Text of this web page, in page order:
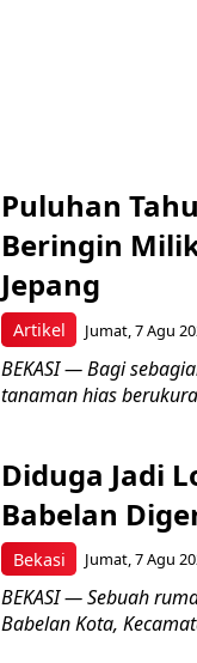
Artikel
Puluhan
Beringin
Jepang
Jumat, 7 Agu
BEKASI — Bagi
tanaman hias
Bekasi
Diduga Jadi
Babelan
Jumat, 7 Agu
BEKASI — Sebuah
Babelan Kota,